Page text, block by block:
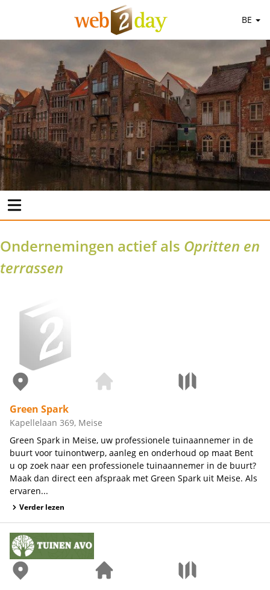
BE
Ondernemingen actief als Opritten en
terrassen
Green Spark
Kapellelaan 369, Meise
Green Spark in Meise, uw professionele tuinaannemer in de
buurt voor tuinontwerp, aanleg en onderhoud op maat Bent
u op zoek naar een professionele tuinaannemer in de buurt?
Maak dan direct een afspraak met Green Spark uit Meise. Als
ervaren...
Verder lezen